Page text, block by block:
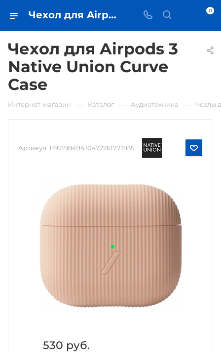
Чехол для Airpods 3 Native Union Curve Case • купить в Самаре - iЧехол 0
Чехол для Airpods 3
Native Union Curve
Case
Интернет-магазин Каталог Аудиотехника Чехлы
Артикул: 119219849410472261771935
530 руб.